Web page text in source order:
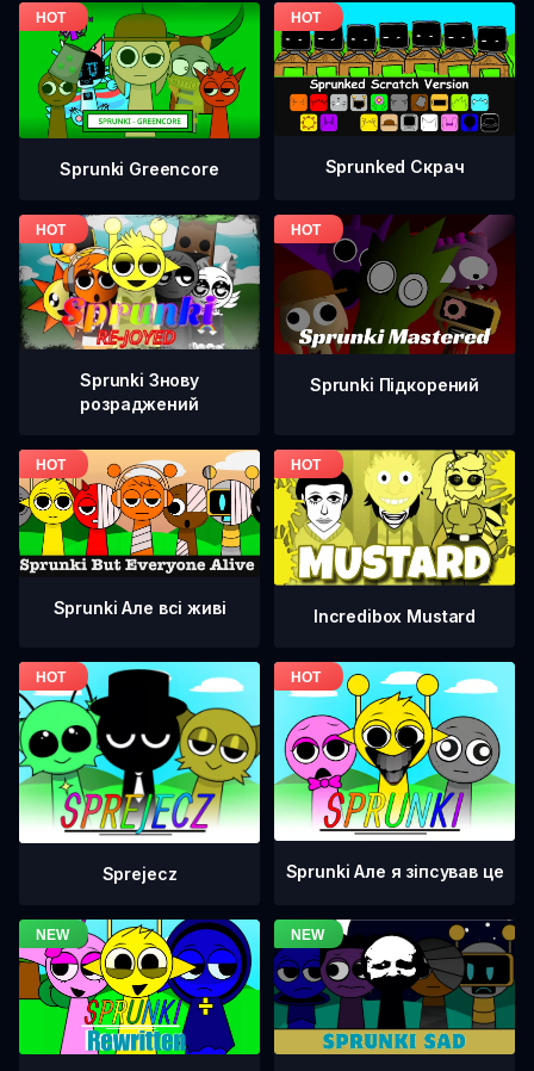
Sprunki Greencore Sprunked Скрач
Sprunki Знову
розраджений
Sprunki Підкорений
Sprunki Але всі живі Incredibox Mustard
Sprejecz Sprunki Але я зіпсував це